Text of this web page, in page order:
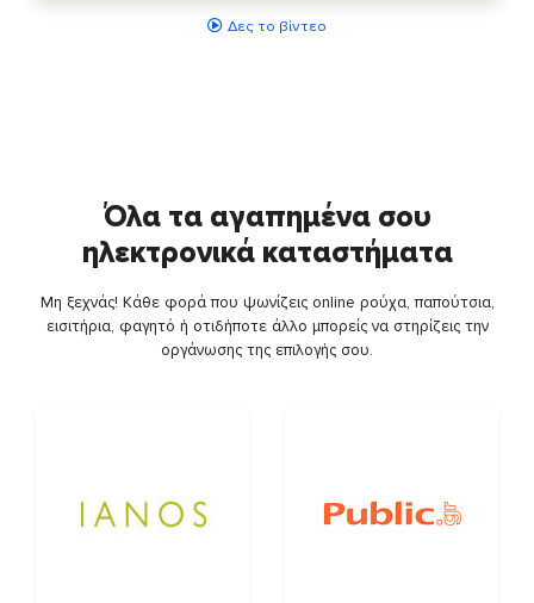
Δες το βίντεο
Όλα τα αγαπημένα σου
ηλεκτρονικά καταστήματα
Μη ξεχνάς! Κάθε φορά που ψωνίζεις online ρούχα, παπούτσια,
εισιτήρια, φαγητό ή οτιδήποτε άλλο μπορείς να στηρίζεις την
οργάνωσης της επιλογής σου.